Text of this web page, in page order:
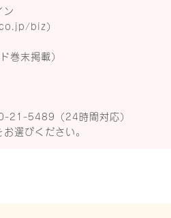
ン
biz）
末掲載）
21-5489（24時間対応）
選びください。